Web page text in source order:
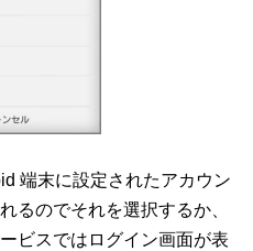
端末に設定されたアカウン
るのでそれを選択するか、
ビスではログイン画面が表